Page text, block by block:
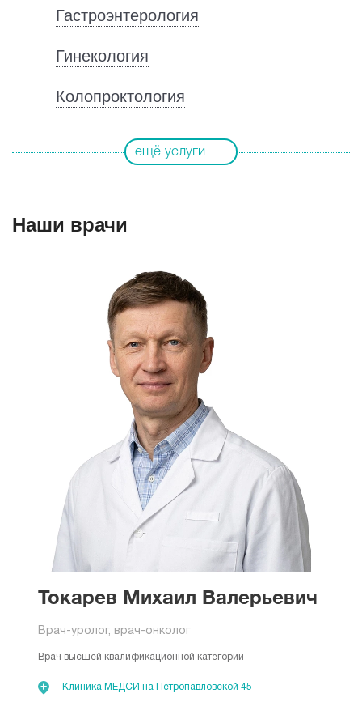
Гастроэнтерология
Гинекология
Колопроктология
Неврология
ещё услуги
Наши врачи
Токарев Михаил Валерьевич
Врач-уролог, врач-онколог
Врач высшей квалификационной категории
Клиника МЕДСИ на Петропавловской 45